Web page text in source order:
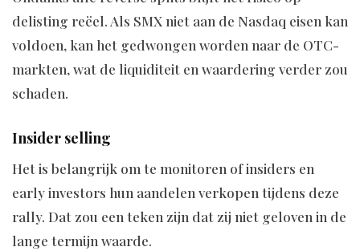
delisting reëel. Als SMX niet aan de Nasdaq eisen kan
voldoen, kan het gedwongen worden naar de OTC-
markten, wat de liquiditeit en waardering verder zou
schaden.
Insider selling
Het is belangrijk om te monitoren of insiders en
early investors hun aandelen verkopen tijdens deze
rally. Dat zou een teken zijn dat zij niet geloven in de
lange termijn waarde.